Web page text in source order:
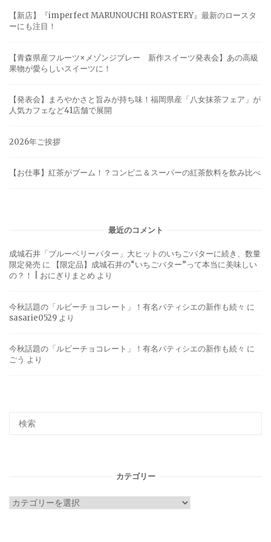
【新店】『imperfect MARUNOUCHI ROASTERY』最新のロースタ
ーにも注目！
【青森県産フルーツ×メゾンジブレー 新作スイーツ発表会】あの高級
果物が愛らしいスイーツに！
【発表会】まろやかさと旨みが持ち味！福岡県産「八女抹茶フェア」が
人気カフェなど41店舗で展開
2026年ご挨拶
【お仕事】紅茶がブーム！？コンビニ＆スーパーの紅茶飲料を飲み比べ
最近のコメント
成城石井「ブルーベリーバター」大ヒットのいちごバターに続き、数量
限定発売 に
【限定品】成城石井の“いちごバター”って本当に美味しい
の？！ | おにぎりまとめ より
今秋話題の「ルビーチョコレート」！有名パティシエの新作も続々 に
sasarie0529 より
今秋話題の「ルビーチョコレート」！有名パティシエの新作も続々 に
ごう より
カテゴリー
カ